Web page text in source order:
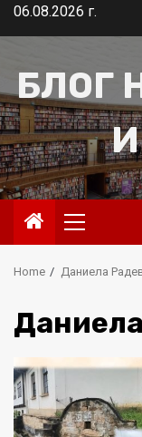
Skip06.08.2026 г.
БЛОГ
Primary
Menu
Home Даниела